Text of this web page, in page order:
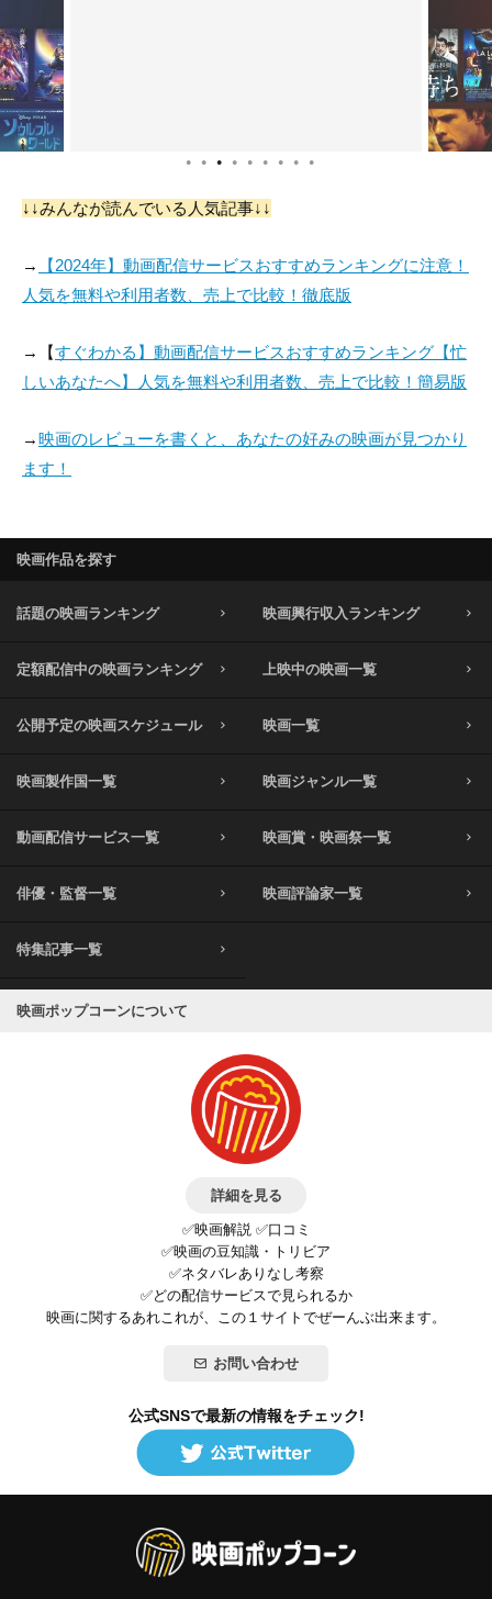
● ● ● ● ● ● ● ● ●
↓↓みんなが読んでいる人気記事↓↓
→
【2024年】動画配信サービスおすすめランキングに注意！
人気を無料や利用者数、売上で比較！徹底版
→【すぐわかる】動画配信サービスおすすめランキング【忙
しいあなたへ】人気を無料や利用者数、売上で比較！簡易版
→映画のレビューを書くと、あなたの好みの映画が見つかり
ます！
映画作品を探す
話題の映画ランキング 映画興行収入ランキング
定額配信中の映画ランキング 上映中の映画一覧
公開予定の映画スケジュール 映画一覧
映画製作国一覧 映画ジャンル一覧
動画配信サービス一覧 映画賞・映画祭一覧
俳優・監督一覧 映画評論家一覧
特集記事一覧
映画ポップコーンについて
詳細を見る
✅映画解説 ✅口コミ
✅映画の豆知識・トリビア
✅ネタバレありなし考察
✅どの配信サービスで見られるか
映画に関するあれこれが、この１サイトでぜーんぶ出来ます。
お問い合わせ
公式SNSで最新の情報をチェック!